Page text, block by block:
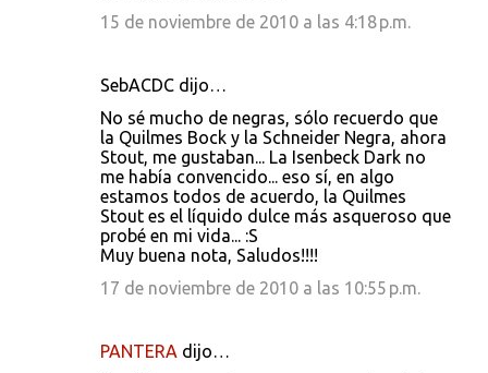
15 de noviembre de 2010 a las 4:18 p.m.
SebACDC dijo…
No sé mucho de negras, sólo recuerdo que
la Quilmes Bock y la Schneider Negra, ahora
Stout, me gustaban... La Isenbeck Dark no
me había convencido... eso sí, en algo
estamos todos de acuerdo, la Quilmes
Stout es el líquido dulce más asqueroso que
probé en mi vida... :S
Muy buena nota, Saludos!!!!
17 de noviembre de 2010 a las 10:55 p.m.
PANTERA dijo…